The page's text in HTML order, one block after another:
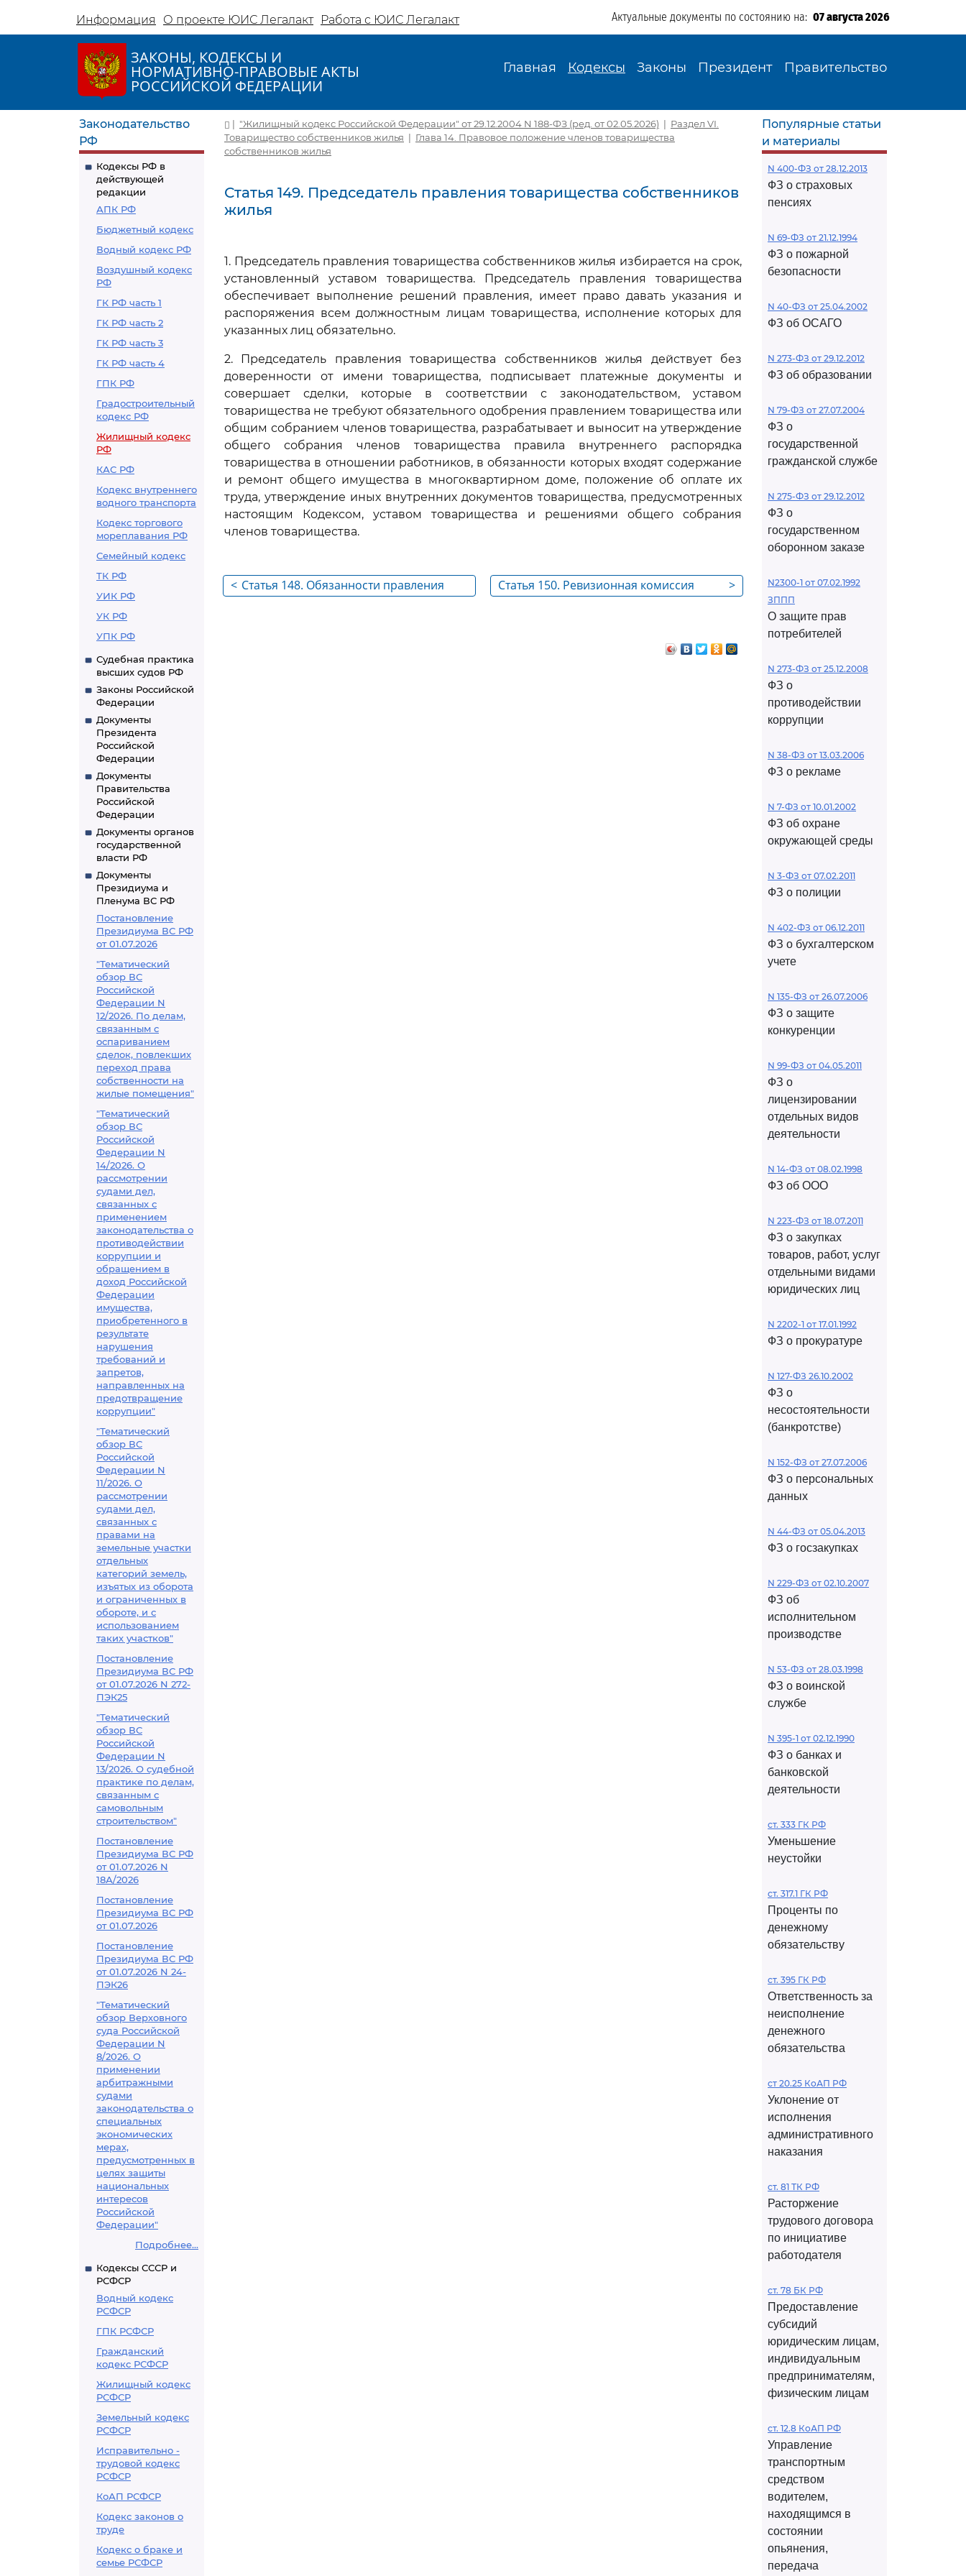
Информация О проекте ЮИС Легалакт Работа с ЮИС Легалакт Актуальные документы по состоянию на: 07 августа 2026
ЗАКОНЫ, КОДЕКСЫ И
НОРМАТИВНО-ПРАВОВЫЕ АКТЫ
РОССИЙСКОЙ ФЕДЕРАЦИИ
Главная Кодексы Законы Президент Правительство
Законодательство
РФ
Кодексы РФ в
действующей
редакции
АПК РФ
Бюджетный кодекс
Водный кодекс РФ
Воздушный кодекс
РФ
ГК РФ часть 1
ГК РФ часть 2
ГК РФ часть 3
ГК РФ часть 4
ГПК РФ
Градостроительный
кодекс РФ
Жилищный кодекс
РФ
КАС РФ
Кодекс внутреннего
водного транспорта
Кодекс торгового
мореплавания РФ
Семейный кодекс
ТК РФ
УИК РФ
УК РФ
УПК РФ
Судебная практика
высших судов РФ
Законы Российской
Федерации
Документы
Президента
Российской
Федерации
Документы
Правительства
Российской
Федерации
Документы органов
государственной
власти РФ
Документы
Президиума и
Пленума ВС РФ
Постановление
Президиума ВС РФ
от 01.07.2026
"Тематический
обзор ВС
Российской
Федерации N
12/2026. По делам,
связанным с
оспариванием
сделок, повлекших
переход права
собственности на
жилые помещения"
"Тематический
обзор ВС
Российской
Федерации N
14/2026. О
рассмотрении
судами дел,
связанных с
применением
законодательства о
противодействии
коррупции и
обращением в
доход Российской
Федерации
имущества,
приобретенного в
результате
нарушения
требований и
запретов,
направленных на
предотвращение
коррупции"
"Тематический
обзор ВС
Российской
Федерации N
11/2026. О
рассмотрении
судами дел,
связанных с
правами на
земельные участки
отдельных
категорий земель,
изъятых из оборота
и ограниченных в
обороте, и с
использованием
таких участков"
Постановление
Президиума ВС РФ
от 01.07.2026 N 272-
ПЭК25
"Тематический
обзор ВС
Российской
Федерации N
13/2026. О судебной
практике по делам,
связанным с
самовольным
строительством"
Постановление
Президиума ВС РФ
от 01.07.2026 N
18А/2026
Постановление
Президиума ВС РФ
от 01.07.2026
Постановление
Президиума ВС РФ
от 01.07.2026 N 24-
ПЭК26
"Тематический
обзор Верховного
суда Российской
Федерации N
8/2026. О
применении
арбитражными
судами
законодательства о
специальных
экономических
мерах,
предусмотренных в
целях защиты
национальных
интересов
Российской
Федерации"
Подробнее...
Кодексы СССР и
РСФСР
Водный кодекс
РСФСР
ГПК РСФСР
Гражданский
кодекс РСФСР
Жилищный кодекс
РСФСР
Земельный кодекс
РСФСР
Исправительно -
трудовой кодекс
РСФСР
КоАП РСФСР
Кодекс законов о
труде
Кодекс о браке и
семье РСФСР
| "Жилищный кодекс Российской Федерации" от 29.12.2004 N 188-ФЗ (ред. от 02.05.2026) | Раздел VI.
Товарищество собственников жилья | Глава 14. Правовое положение членов товарищества
собственников жилья
Статья 149. Председатель правления товарищества собственников
жилья
1. Председатель правления товарищества собственников жилья избирается на срок,
установленный уставом товарищества. Председатель правления товарищества
обеспечивает выполнение решений правления, имеет право давать указания и
распоряжения всем должностным лицам товарищества, исполнение которых для
указанных лиц обязательно.
2. Председатель правления товарищества собственников жилья действует без
доверенности от имени товарищества, подписывает платежные документы и
совершает сделки, которые в соответствии с законодательством, уставом
товарищества не требуют обязательного одобрения правлением товарищества или
общим собранием членов товарищества, разрабатывает и выносит на утверждение
общего собрания членов товарищества правила внутреннего распорядка
товарищества в отношении работников, в обязанности которых входят содержание
и ремонт общего имущества в многоквартирном доме, положение об оплате их
труда, утверждение иных внутренних документов товарищества, предусмотренных
настоящим Кодексом, уставом товарищества и решениями общего собрания
членов товарищества.
< Статья 148. Обязанности правления
>
Статья 150. Ревизионная комиссия
Популярные статьи
и материалы
N 400-ФЗ от 28.12.2013
ФЗ о страховых
пенсиях
N 69-ФЗ от 21.12.1994
ФЗ о пожарной
безопасности
N 40-ФЗ от 25.04.2002
ФЗ об ОСАГО
N 273-ФЗ от 29.12.2012
ФЗ об образовании
N 79-ФЗ от 27.07.2004
ФЗ о
государственной
гражданской службе
N 275-ФЗ от 29.12.2012
ФЗ о
государственном
оборонном заказе
N2300-1 от 07.02.1992
ЗППП
О защите прав
потребителей
N 273-ФЗ от 25.12.2008
ФЗ о
противодействии
коррупции
N 38-ФЗ от 13.03.2006
ФЗ о рекламе
N 7-ФЗ от 10.01.2002
ФЗ об охране
окружающей среды
N 3-ФЗ от 07.02.2011
ФЗ о полиции
N 402-ФЗ от 06.12.2011
ФЗ о бухгалтерском
учете
N 135-ФЗ от 26.07.2006
ФЗ о защите
конкуренции
N 99-ФЗ от 04.05.2011
ФЗ о
лицензировании
отдельных видов
деятельности
N 14-ФЗ от 08.02.1998
ФЗ об ООО
N 223-ФЗ от 18.07.2011
ФЗ о закупках
товаров, работ, услуг
отдельными видами
юридических лиц
N 2202-1 от 17.01.1992
ФЗ о прокуратуре
N 127-ФЗ 26.10.2002
ФЗ о
несостоятельности
(банкротстве)
N 152-ФЗ от 27.07.2006
ФЗ о персональных
данных
N 44-ФЗ от 05.04.2013
ФЗ о госзакупках
N 229-ФЗ от 02.10.2007
ФЗ об
исполнительном
производстве
N 53-ФЗ от 28.03.1998
ФЗ о воинской
службе
N 395-1 от 02.12.1990
ФЗ о банках и
банковской
деятельности
ст. 333 ГК РФ
Уменьшение
неустойки
ст. 317.1 ГК РФ
Проценты по
денежному
обязательству
ст. 395 ГК РФ
Ответственность за
неисполнение
денежного
обязательства
ст 20.25 КоАП РФ
Уклонение от
исполнения
административного
наказания
ст. 81 ТК РФ
Расторжение
трудового договора
по инициативе
работодателя
ст. 78 БК РФ
Предоставление
субсидий
юридическим лицам,
индивидуальным
предпринимателям,
физическим лицам
ст. 12.8 КоАП РФ
Управление
транспортным
средством
водителем,
находящимся в
состоянии
опьянения,
передача